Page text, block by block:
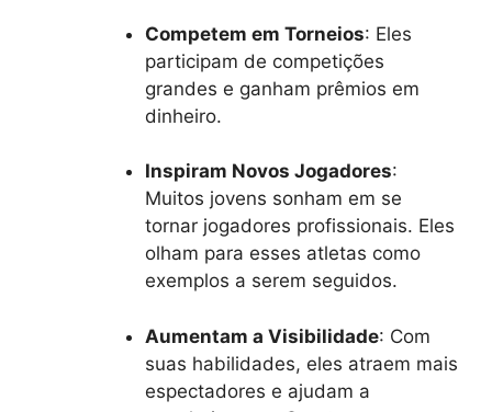
Competem em Torneios: Eles
participam de competições
grandes e ganham prêmios em
dinheiro.
Inspiram Novos Jogadores:
Muitos jovens sonham em se
tornar jogadores profissionais. Eles
olham para esses atletas como
exemplos a serem seguidos.
Aumentam a Visibilidade: Com
suas habilidades, eles atraem mais
espectadores e ajudam a